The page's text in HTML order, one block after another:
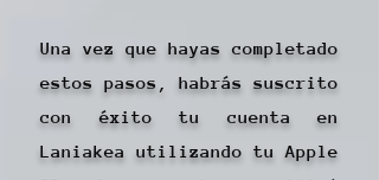
Una vez que hayas completado
estos pasos, habrás suscrito
con éxito tu cuenta en
Laniakea utilizando tu Apple